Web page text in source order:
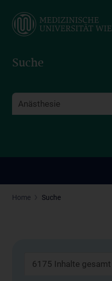
main
Suche
Home Suche
6175 Inhalte gesamt